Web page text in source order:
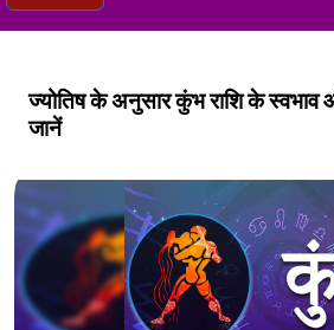
ज्योतिष के अनुसार कुंभ राशि के स्वभाव
जानें